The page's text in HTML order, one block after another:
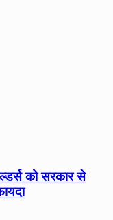
को सरकार से